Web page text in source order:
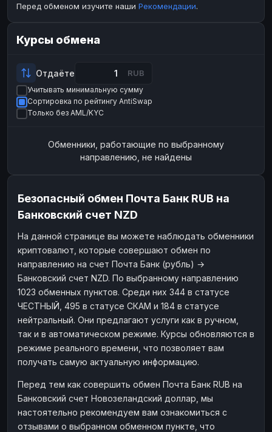
Payoneer USD
ЮMoney RUB
Payoneer
ЮMoney
БАЛАНСЫ КРИПТОБИРЖ
Binance
RUB СБЕР
ДЕНЕЖНЫЕ ПЕРЕВОДЫ
ЗК USD
WU USD
ЗК
НАЛИЧНЫЕ ДЕНЬГИ
Наличные
Наличные USD
Наличные KZT
Наличные
Наличные
Наличные
Перед обменом изучите наши Рекомендации.
Курсы обмена
Отдаёте RUB
Учитывать минимальную сумму
Сортировка по рейтингу AntiSwap
Только без AML/KYC
Обменники, работающие по выбранному
направлению, не найдены
Безопасный обмен Почта Банк RUB на
Банковский счет NZD
На данной странице вы можете наблюдать обменники
криптовалют, которые совершают обмен по
направлению на счет Почта Банк (рубль) →
Банковский счет NZD. По выбранному направлению
1023 обменных пунктов. Среди них 344 в статусе
ЧЕСТНЫЙ, 495 в статусе СКАМ и 184 в статусе
нейтральный. Они предлагают услуги как в ручном,
так и в автоматическом режиме. Курсы обновляются в
режиме реального времени, что позволяет вам
получать самую актуальную информацию.
Перед тем как совершить обмен Почта Банк RUB на
Банковский счет Новозеландский доллар, мы
настоятельно рекомендуем вам ознакомиться с
отзывами о выбранном обменном пункте, что